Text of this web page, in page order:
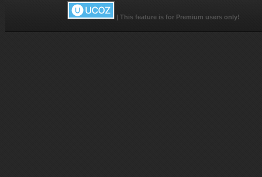
| This feature is for Premium users only!